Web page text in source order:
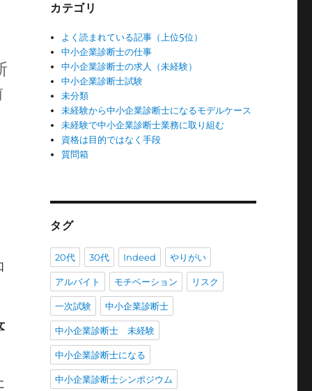
カテゴリ
よく読まれている記事（上位5位）
中小企業診断士の仕事
中小企業診断士の求人（未経験）
中小企業診断士試験
未分類
未経験から中小企業診断士になるモデルケース
未経験で中小企業診断士業務に取り組む
資格は目的ではなく手段
質問箱
タグ
20代 30代 Indeed やりがい
アルバイト モチベーション リスク
一次試験 中小企業診断士
中小企業診断士 未経験
中小企業診断士になる
中小企業診断士シンポジウム